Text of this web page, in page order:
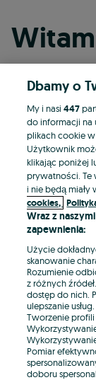
E-mail
Hasło
Dbamy o
My i nasi447
do informacji na
plikach cookie
Użytkownik
klikając poniżej
prywatności. Te
i nie będą miały
cookies,
Wraz z
zapewnienia:
Użycie
skanowanie
Rozumienie
z różnych
dostęp do nich.
ulepszanie
Tworzenie
Pomiar
doboru